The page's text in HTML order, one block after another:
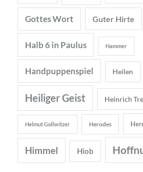
Gottes Wort Guter Hirte
Halb 6 in Paulus Hammer
Handpuppenspiel Heilen
Heiliger Geist Heinrich
Helmut Gollwitzer Herodes
Himmel Hiob